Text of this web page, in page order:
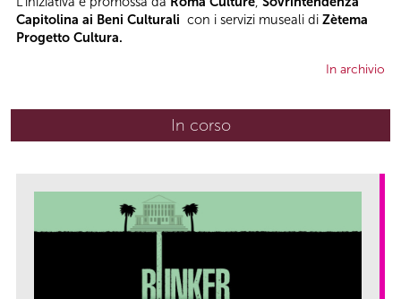
Capitolina ai Beni Culturali con i servizi museali di Zètema
Progetto Cultura.
In archivio
In corso(scheda attiva)